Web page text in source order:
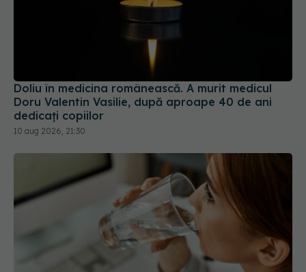
Doliu în medicina românească. A murit medicul
Doru Valentin Vasilie, după aproape 40 de ani
dedicați copiilor
10 aug 2026, 21:30